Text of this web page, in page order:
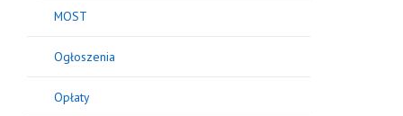
MOST
Ogłoszenia
Opłaty